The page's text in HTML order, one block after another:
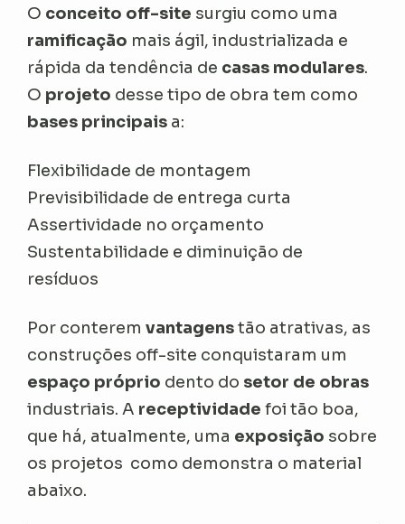
O conceito off-site surgiu como uma
ramificação mais ágil, industrializada e
rápida da tendência de casas modulares.
O projeto desse tipo de obra tem como
bases principais a:
Flexibilidade de montagem
Previsibilidade de entrega curta
Assertividade no orçamento
Sustentabilidade e diminuição de
resíduos
Por conteremvantagenstão atrativas, as
construções off-site conquistaram um
espaço próprio dento do setor de obras
industriais. A receptividade foi tão boa,
que há, atualmente, uma exposição sobre
os projetos como demonstra o material
abaixo.